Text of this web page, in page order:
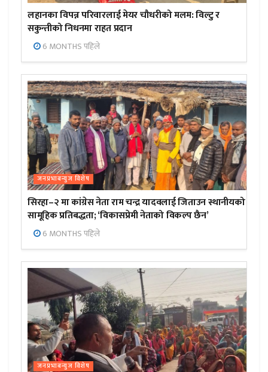
लहानका विपन्न परिवारलाई मेयर चौधरीको मलम: विल्टु र
सकुन्तीको निधनमा राहत प्रदान
6 MONTHS पहिले
जनप्रभाबन्युज विशेष
सिरहा–२ मा कांग्रेस नेता राम चन्द्र यादवलाई जिताउन स्थानीयको
सामूहिक प्रतिबद्धता; ‘विकासप्रेमी नेताको विकल्प छैन’
6 MONTHS पहिले
जनप्रभाबन्युज विशेष